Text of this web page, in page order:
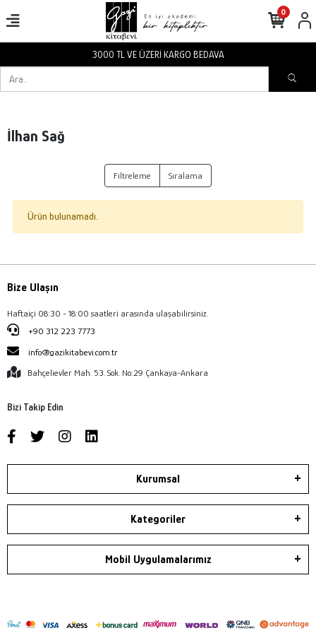
3000 TL VE ÜZERİ KARGO BEDAVA
0
İlhan Sağ
Filtreleme Sıralama
Ürün bulunamadı.
Bize Ulaşın
Haftaiçi 08:30 - 18:00 saatleri arasında ulaşabilirsiniz.
+90 312 223 7773
info@gazikitabevi.com.tr
Bahçelievler Mah. 53. Sok. No:29 Çankaya-Ankara
Bizi Takip Edin
Kurumsal
Kategoriler
Mobil Uygulamalarımız